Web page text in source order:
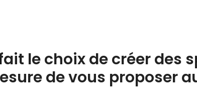
le choix de créer des
de vous proposer